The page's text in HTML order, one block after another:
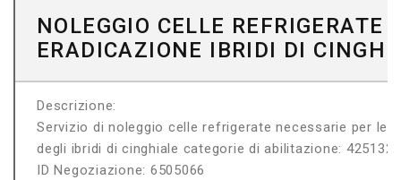
NOLEGGIO CELLE REFRIGERATE
ERADICAZIONE IBRIDI DI
Descrizione:
Servizio di noleggio celle refrigerate necessarie per le
degli ibridi di cinghiale categorie di abilitazione:
ID Negoziazione: 6505066